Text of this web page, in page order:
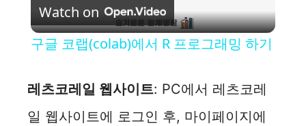
l
y
Watch on
구글 코랩(colab)에서 R 프로그래밍 하기
레츠코레일 웹사이트: PC에서 레츠코레
일 웹사이트에 로그인 후, 마이페이지에